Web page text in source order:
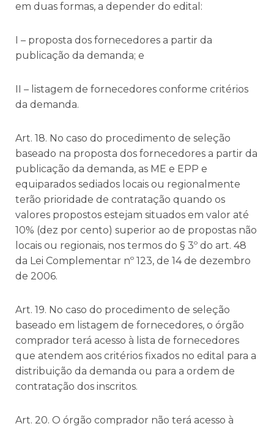
em duas formas, a depender do edital:
I – proposta dos fornecedores a partir da
publicação da demanda; e
II – listagem de fornecedores conforme critérios
da demanda.
Art. 18. No caso do procedimento de seleção
baseado na proposta dos fornecedores a partir da
publicação da demanda, as ME e EPP e
equiparados sediados locais ou regionalmente
terão prioridade de contratação quando os
valores propostos estejam situados em valor até
10% (dez por cento) superior ao de propostas não
locais ou regionais, nos termos do § 3º do art. 48
da Lei Complementar nº 123, de 14 de dezembro
de 2006.
Art. 19. No caso do procedimento de seleção
baseado em listagem de fornecedores, o órgão
comprador terá acesso à lista de fornecedores
que atendem aos critérios fixados no edital para a
distribuição da demanda ou para a ordem de
contratação dos inscritos.
Art. 20. O órgão comprador não terá acesso à